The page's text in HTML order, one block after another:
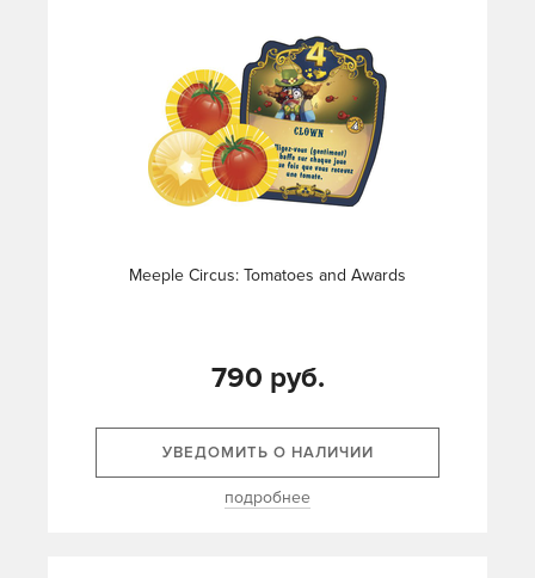
Meeple Circus: Tomatoes and Awards
790 руб.
УВЕДОМИТЬ О НАЛИЧИИ
подробнее